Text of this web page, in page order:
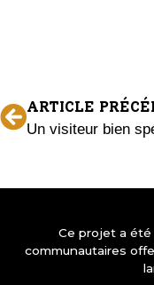
ARTICLE
Un visiteur bien
Ce projet a été
communautaires